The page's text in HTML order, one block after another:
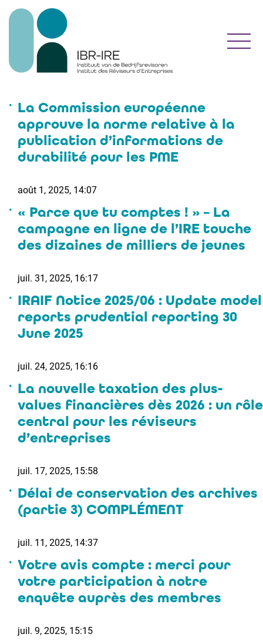
La Commission européenne
approuve la norme relative à la
publication d’informations de
durabilité pour les PME
août 1, 2025, 14:07
« Parce que tu comptes ! » – La
campagne en ligne de l’IRE touche
des dizaines de milliers de jeunes
juil. 31, 2025, 16:17
IRAIF Notice 2025/06 : Update model
reports prudential reporting 30
June 2025
juil. 24, 2025, 16:16
La nouvelle taxation des plus-
values financières dès 2026 : un rôle
central pour les réviseurs
d’entreprises
juil. 17, 2025, 15:58
Délai de conservation des archives
(partie 3) COMPLÉMENT
juil. 11, 2025, 14:37
Votre avis compte : merci pour
votre participation à notre
enquête auprès des membres
juil. 9, 2025, 15:15